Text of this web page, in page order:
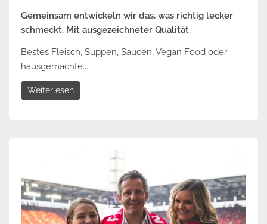
Gemeinsam entwickeln wir das, was richtig lecker
schmeckt. Mit ausgezeichneter Qualität.
Bestes Fleisch, Suppen, Saucen, Vegan Food oder
hausgemachte...
Weiterlesen